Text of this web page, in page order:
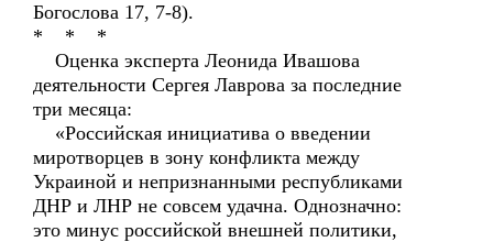
Богослова 17, 7-8).
* * *
Оценка эксперта Леонида Ивашова
деятельности Сергея Лаврова за последние
три месяца:
«Российская инициатива о введении
миротворцев в зону конфликта между
Украиной и непризнанными республиками
ДНР и ЛНР не совсем удачна. Однозначно:
это минус российской внешней политики,